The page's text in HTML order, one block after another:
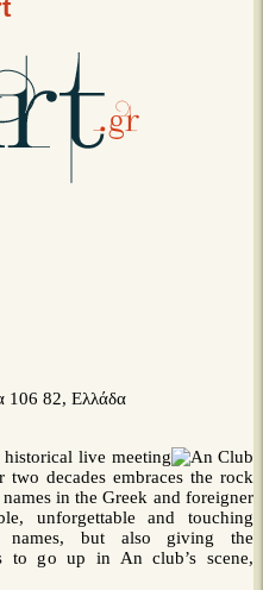
106 82, Ελλάδα
live meeting
decades embraces the rock
in the Greek and foreigner
unforgettable and touching
names, but also giving the
to go up in An club’s scene,